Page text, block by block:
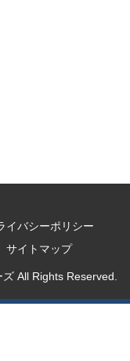
イバシーポリシー
サイトマップ
All Rights Reserved.